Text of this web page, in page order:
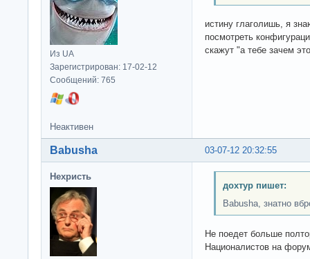
Из UA
Зарегистрирован: 17-02-12
Сообщений: 765
истину глаголишь, я
посмотреть
скажут "а тебе зачем
Неактивен
03-07-12 20:32:55
Babusha
Нехристь
дохтур пишет:
Babusha, знатно
Не поедет больше
Националистов на